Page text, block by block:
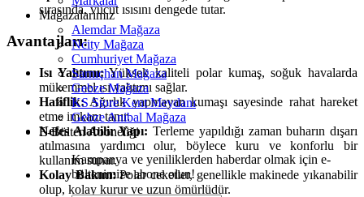
sırasında, vücut ısısını dengede tutar.
Avantajları:
Isı Yalıtımı:Yüksek kaliteli polar kumaş, soğuk havalarda
mükemmel ısı yalıtımı sağlar.
Hafiflik:Ağırlık yapmayan kumaşı sayesinde rahat hareket
etme imkanı tanır.
Nefes Alabilir Yapı: Terleme yapıldığı zaman buharın dışarı
atılmasına yardımcı olur, böylece kuru ve konforlu bir
kullanım sunar.
Kolay Bakım:Polar ceketler, genellikle makinede yıkanabilir
olup, kolay kurur ve uzun ömürlüdür.
Mağazalarımız
Alemdar Mağaza
Ncity Mağaza
Cumhuriyet Mağaza
Sarnıçhan Mağaza
Gebze Mağaza
KS Store Kent Meydanı
Gebze Anibal Mağaza
E-Bülten Aboneliği
Kampanya ve yeniliklerden haberdar olmak için e-
bültenimize abone olun!